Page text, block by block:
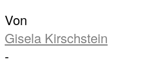
Von
Gisela Kirschstein
-